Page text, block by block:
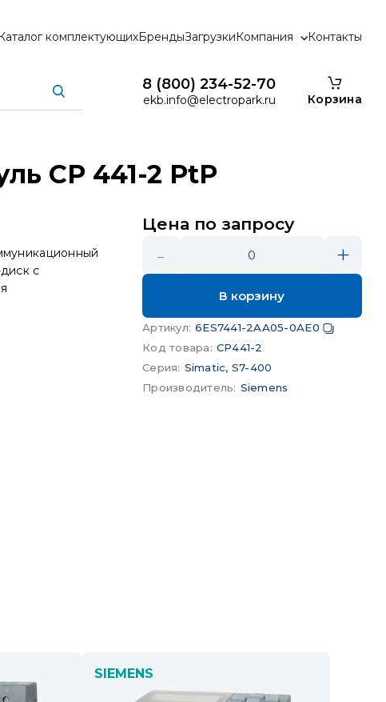
Каталог комплектующихБрендыЗагрузкиКомпания Контакты
8 (800) 234-52-70
ekb.info@electropark.ru Корзина
CP 441-2 PtP
с
Цена по запросу
- 0 +
В корзину
Артикул: 6ES7441-2AA05-0AE0
Код товара: CP441-2
Серия: Simatic, S7-400
Производитель: Siemens
SIEMENS